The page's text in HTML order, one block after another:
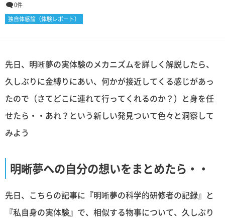
0件
独自体感論（体験レポート）
先日、明晰夢の実体験のメカニズムを詳しく解説したら、
久しぶりに金縛りにあい、何かが接近してくる感じがあっ
たので（さてどこに連れて行ってくれるのか？）と身を任
せたら・・あれ？という新しい発見ついて色々と洞察して
みよう
明晰夢への自分の想いをまとめたら・・
先日、こちらの記事に『明晰夢の科学的研修者の記録』と
『私自身の実体験』で、相似する物事について、久しぶり